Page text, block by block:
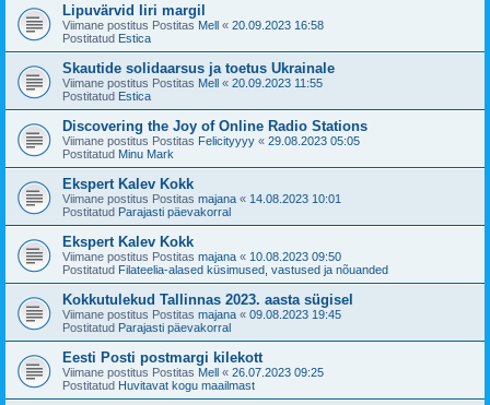
Lipuvärvid Iiri margil
Viimane postitus Postitas Mell « 20.09.2023 16:58
Postitatud Estica
Skautide solidaarsus ja toetus Ukrainale
Viimane postitus Postitas Mell « 20.09.2023 11:55
Postitatud Estica
Discovering the Joy of Online Radio Stations
Viimane postitus Postitas Felicityyyy « 29.08.2023 05:05
Postitatud Minu Mark
Ekspert Kalev Kokk
Viimane postitus Postitas majana « 14.08.2023 10:01
Postitatud Parajasti päevakorral
Ekspert Kalev Kokk
Viimane postitus Postitas majana « 10.08.2023 09:50
Postitatud Filateelia-alased küsimused, vastused ja nõuanded
Kokkutulekud Tallinnas 2023. aasta sügisel
Viimane postitus Postitas majana « 09.08.2023 19:45
Postitatud Parajasti päevakorral
Eesti Posti postmargi kilekott
Viimane postitus Postitas Mell « 26.07.2023 09:25
Postitatud Huvitavat kogu maailmast